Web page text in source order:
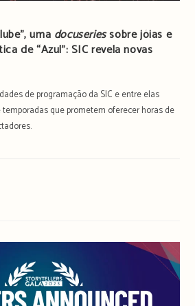
uma docuseriessobre jóias e
de “Azul”: SIC revela novas
de programação da SIC e entre elas
que prometem oferecer horas de